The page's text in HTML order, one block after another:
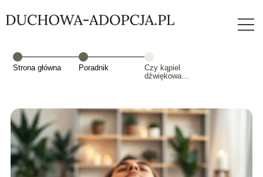
Strona główna Poradnik
Czy kąpiel
dźwiękowa